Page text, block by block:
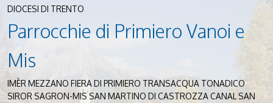
DIOCESI DI TRENTO
Parrocchie di Primiero Vanoi e
Mis
IMÈR MEZZANO FIERA DI PRIMIERO TRANSACQUA TONADICO
SIROR SAGRON-MIS SAN MARTINO DI CASTROZZA CANAL SAN